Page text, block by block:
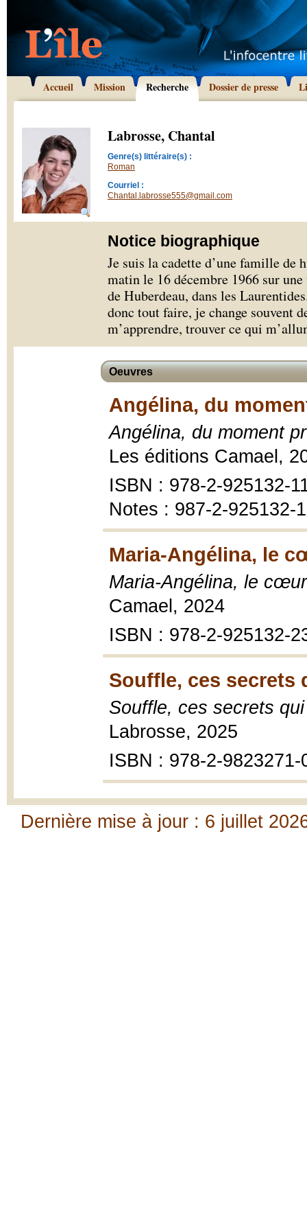
Accueil Mission Recherche Dossier de presse
Labrosse, Chantal
Genre(s) littéraire(s) :
Roman
Courriel :
Chantal.labrosse555@gmail.com
Notice biographique
Je suis la cadette d’une famille
matin le 16 décembre 1966 sur
de Huberdeau, dans les
donc tout faire, je change souvent
m’apprendre, trouver ce qui
Oeuvres
Angélina, du
Angélina, du moment
Les éditions Camael,
ISBN : 978-2-925132-
Notes : 987-2-925132-
Maria-Angélina, le
Maria-Angélina, le
Camael, 2024
ISBN : 978-2-925132-
Souffle, ces secrets
Souffle, ces secrets
Labrosse, 2025
ISBN : 978-2-9823271-
Dernière mise à jour : 6 juillet